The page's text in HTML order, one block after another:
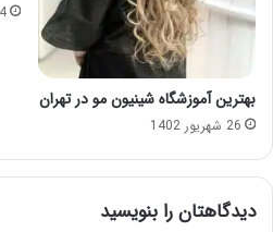
بهترین آموزشگاه شینیون مو در تهران
26 شهریور 1402
4 روز ago
دیدگاهتان را بنویسید